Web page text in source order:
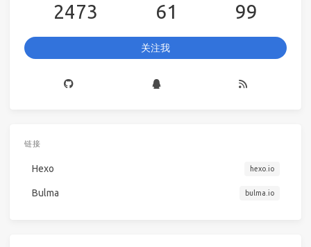
2473 61 99
关注我
链接
Hexo hexo.io
Bulma bulma.io